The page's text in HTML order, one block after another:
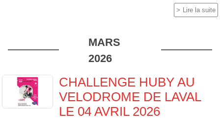
Lire la suite
MARS
2026
CHALLENGE HUBY AU
VELODROME DE LAVAL
LE 04 AVRIL 2026